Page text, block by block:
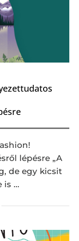
lépésre „A
de egy kicsit
is …